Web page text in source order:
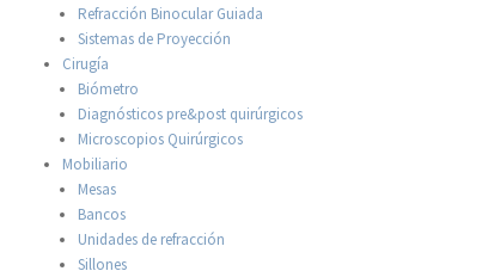
Refracción Binocular Guiada
Sistemas de Proyección
Cirugía
Biómetro
Diagnósticos pre&post quirúrgicos
Microscopios Quirúrgicos
Mobiliario
Mesas
Bancos
Unidades de refracción
Sillones